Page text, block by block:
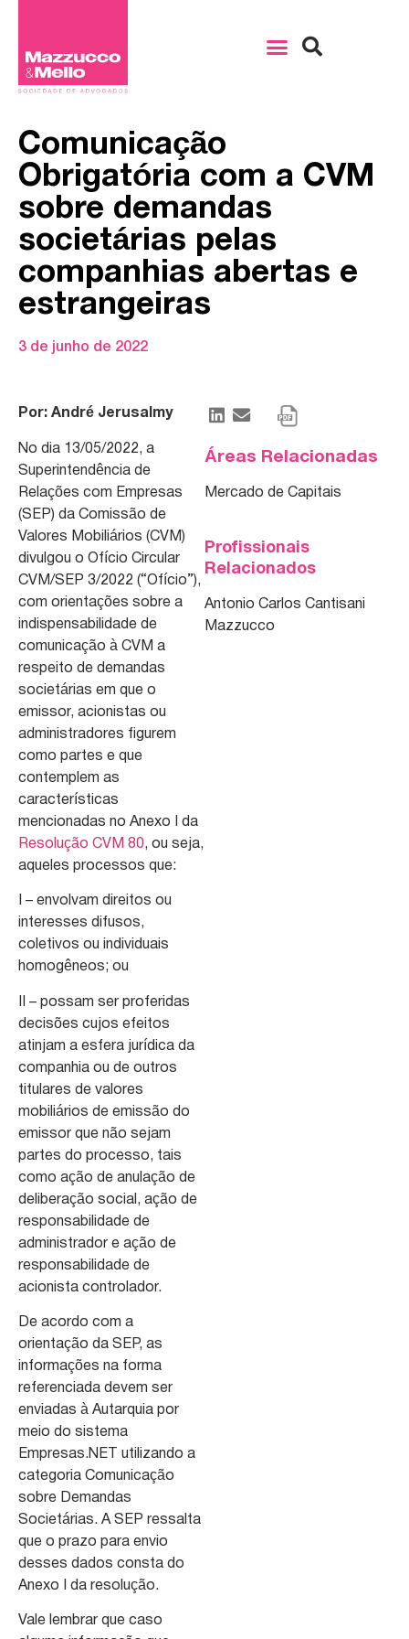
Comunicação
Obrigatória com a CVM
sobre demandas
societárias pelas
companhias abertas e
estrangeiras
3 de junho de 2022
Por: André Jerusalmy
No dia 13/05/2022, a
Superintendência de
Relações com Empresas
(SEP) da Comissão de
Valores Mobiliários (CVM)
divulgou o Ofício Circular
CVM/SEP 3/2022 (“Ofício”),
com orientações sobre a
indispensabilidade de
comunicação à CVM a
respeito de demandas
societárias em que o
emissor, acionistas ou
administradores figurem
como partes e que
contemplem as
características
mencionadas no Anexo I da
Resolução CVM 80, ou seja,
aqueles processos que:
I – envolvam direitos ou
interesses difusos,
coletivos ou individuais
homogêneos; ou
II – possam ser proferidas
decisões cujos efeitos
atinjam a esfera jurídica da
companhia ou de outros
titulares de valores
mobiliários de emissão do
emissor que não sejam
partes do processo, tais
como ação de anulação de
deliberação social, ação de
responsabilidade de
administrador e ação de
responsabilidade de
acionista controlador.
De acordo com a
orientação da SEP, as
informações na forma
referenciada devem ser
enviadas à Autarquia por
meio do sistema
Empresas.NET utilizando a
categoria Comunicação
sobre Demandas
Societárias. A SEP ressalta
que o prazo para envio
desses dados consta do
Anexo I da resolução.
Vale lembrar que caso
Áreas Relacionadas
Mercado de Capitais
Profissionais
Relacionados
Antonio Carlos Cantisani
Mazzucco